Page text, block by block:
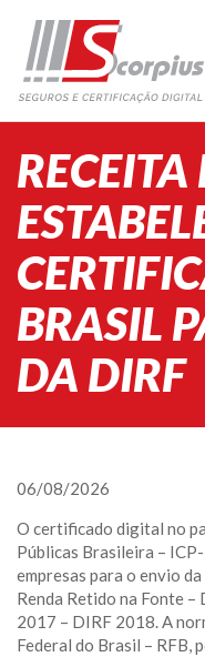
HOME
EMPRESA
AGENDAMENTO
SEGUROS
PARCERIAS
BLOG
SUPORTE/CONTATO
RECEITA
BRASIL
DA DIRF
06/08/2026
O certificado digital no
Públicas Brasileira –
empresas para o envio
Renda Retido na Fonte
2017 – DIRF 2018. A
Federal do Brasil – RFB,